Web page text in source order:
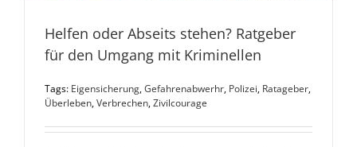
Helfen oder Abseits stehen? Ratgeber
für den Umgang mit Kriminellen
Tags: Eigensicherung,Gefahrenabwerhr, Polizei, Ratageber,
Überleben,Verbrechen,Zivilcourage